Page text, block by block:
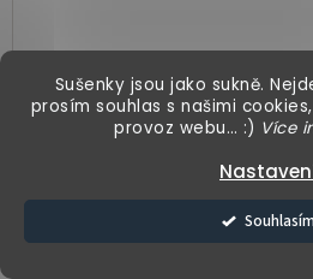
Sušenky jsou jako sukně.
prosím souhlas s našimi
provoz webu… :) Více
Souhlasím